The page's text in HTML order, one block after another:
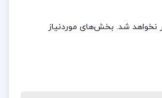
طبقه بندی های دقیق اشاره کرد که
آسان تر می کند.
نخواهد شد. بخش‌های موردنیاز